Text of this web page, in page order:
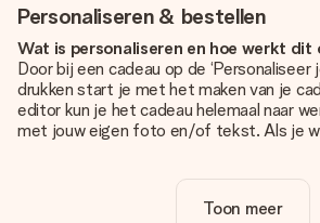
Personaliseren & bestellen
Wat is personaliseren en hoe werkt dit
Door bij een cadeau op de ‘Personaliseer
drukken start je met het maken van je
editor kun je het cadeau helemaal naar
met jouw eigen foto en/of tekst. Als je
Is personalisatie in de prijs inbegrepen?
Toon meer